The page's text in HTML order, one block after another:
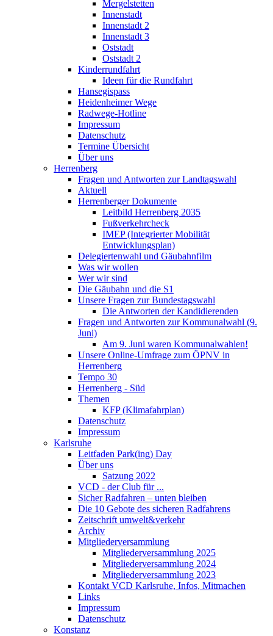
Mergelstetten
Innenstadt
Innenstadt 2
Innenstadt 3
Oststadt
Oststadt 2
Kinderrundfahrt
Ideen für die Rundfahrt
Hansegispass
Heidenheimer Wege
Radwege-Hotline
Impressum
Datenschutz
Termine Übersicht
Über uns
Herrenberg
Fragen und Antworten zur Landtagswahl
Aktuell
Herrenberger Dokumente
Leitbild Herrenberg 2035
Fußverkehrcheck
IMEP (Integrierter Mobilität
Entwicklungsplan)
Delegiertenwahl und Gäubahnfilm
Was wir wollen
Wer wir sind
Die Gäubahn und die S1
Unsere Fragen zur Bundestagswahl
Die Antworten der Kandidierenden
Fragen und Antworten zur Kommunalwahl (9.
Juni)
Am 9. Juni waren Kommunalwahlen!
Unsere Online-Umfrage zum ÖPNV in
Herrenberg
Tempo 30
Herrenberg - Süd
Themen
KFP (Klimafahrplan)
Datenschutz
Impressum
Karlsruhe
Leitfaden Park(ing) Day
Über uns
Satzung 2022
VCD - der Club für ...
Sicher Radfahren – unten bleiben
Die 10 Gebote des sicheren Radfahrens
Zeitschrift umwelt&verkehr
Archiv
Mitgliederversammlung
Mitgliederversammlung 2025
Mitgliederversammlung 2024
Mitgliederversammlung 2023
Kontakt VCD Karlsruhe, Infos, Mitmachen
Links
Impressum
Datenschutz
Konstanz